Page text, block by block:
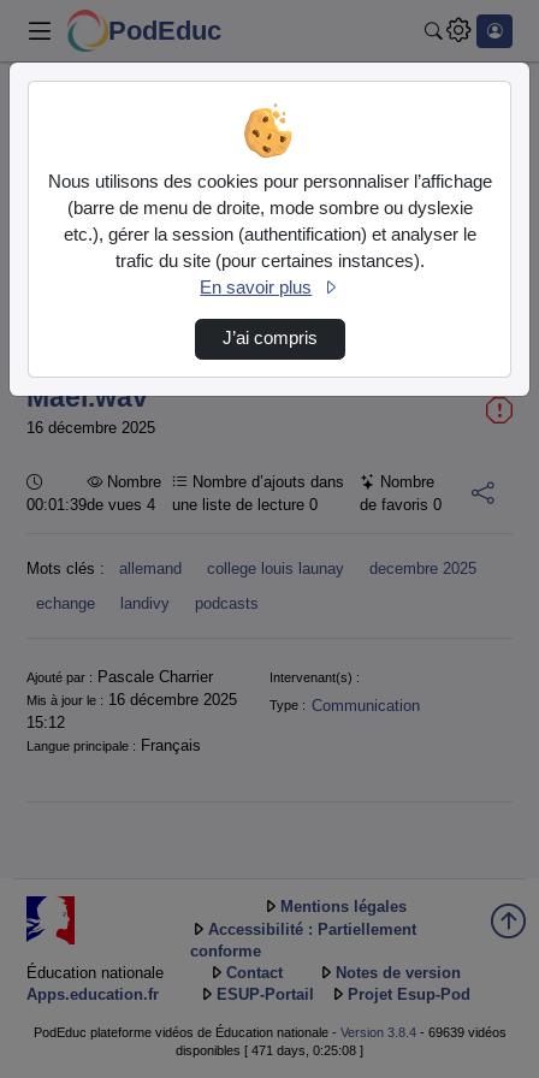
PodEduc
Mael.wav
Durée
01:39:455
100.00%
Mael.wav
16 décembre 2025
Durée :
00:01:39
Nombre
de vues 4
Nombre d’ajouts dans
une liste de lecture0
Nombre
de favoris 0
Mots clés : allemand college louis launay
decembre 2025
echange
landivy podcasts
Informations
Ajouté par : Pascale Charrier
Intervenant(s) :
Mis à jour le : 16 décembre 2025
15:12
Type : Communication
Langue principale : Français
Éducation nationale
Apps.education.fr
Mentions légales
Accessibilité : Partiellement
conforme
Contact
Notes de version
ESUP-Portail
Projet Esup-Pod
PodEduc plateforme vidéos de Éducation nationale - Version 3.8.4- 69639 vidéos
disponibles [ 471 days, 0:25:08 ]
Nous utilisons des cookies pour personnaliser l’affichage
(barre de menu de droite, mode sombre ou dyslexie
etc.), gérer la session (authentification) et analyser le
trafic du site (pour certaines instances).
En savoir plus
J’ai compris